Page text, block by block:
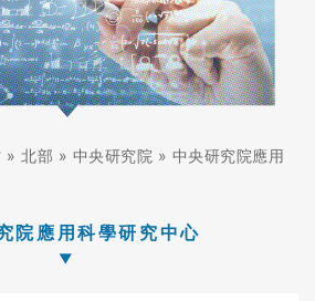
» 北部 » 中央研究院 » 中央研究院應用
院應用科學研究中心